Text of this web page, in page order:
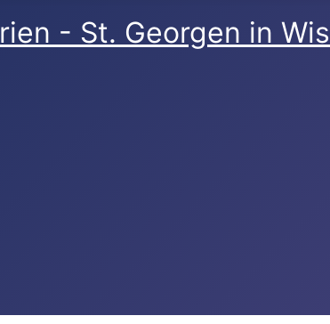
- St. Georgen in